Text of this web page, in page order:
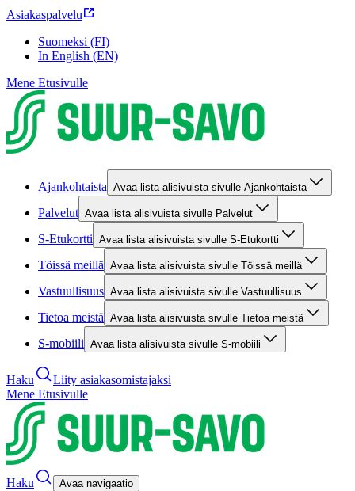
Asiakaspalvelu
Suomeksi (FI)
In English (EN)
Mene Etusivulle
Ajankohtaista Avaa lista alisivuista sivulle Ajankohtaista
Palvelut Avaa lista alisivuista sivulle Palvelut
S-Etukortti Avaa lista alisivuista sivulle S-Etukortti
Töissä meillä Avaa lista alisivuista sivulle Töissä meillä
Vastuullisuus Avaa lista alisivuista sivulle Vastuullisuus
Tietoa meistä Avaa lista alisivuista sivulle Tietoa meistä
S-mobiili Avaa lista alisivuista sivulle S-mobiili
Haku
Liity asiakasomistajaksi
Mene Etusivulle
Haku Avaa navigaatio